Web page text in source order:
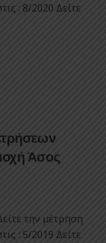
: 8/2020 Δείτε
Άσος
την μέτρηση
: 5/2019 Δείτε